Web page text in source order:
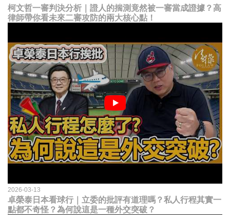
柯文哲一審判決分析｜證人的揣測竟然被一審當成證據？高
律師帶你看未來二審攻防的兩大核心點！
2026-03-13
卓榮泰日本看球行｜立委的批評有道理嗎？私人行程其實一
點都不奇怪？為何說這是一種外交突破？